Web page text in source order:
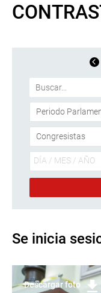
Se inicia
Descargar foto